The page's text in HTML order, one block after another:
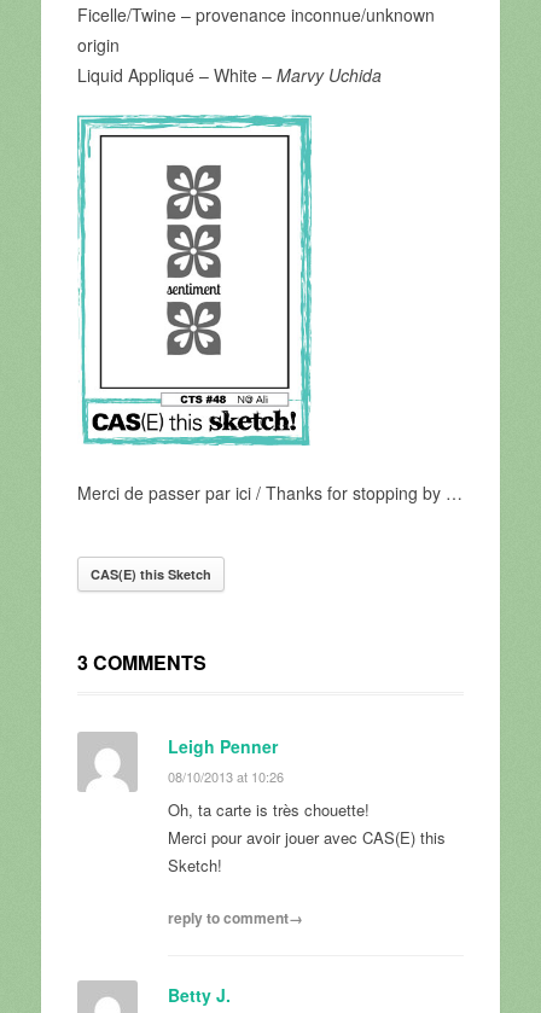
Ficelle/Twine – provenance inconnue/unknown
origin
Liquid Appliqué – White – Marvy Uchida
Merci de passer par ici / Thanks for stopping by …
CAS(E) this Sketch
3 COMMENTS
Leigh Penner
08/10/2013 at 10:26
Oh, ta carte is très chouette!
Merci pour avoir jouer avec CAS(E) this
Sketch!
reply to comment→
Betty J.